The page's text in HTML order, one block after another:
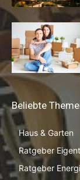
Beliebte
Haus & Garten
Ratgeber
Ratgeber